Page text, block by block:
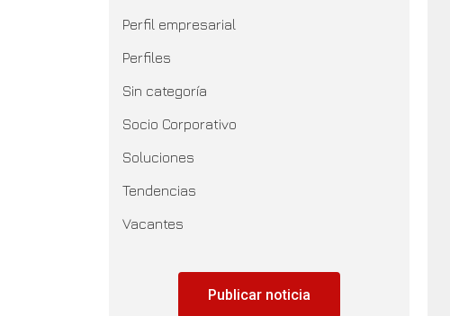
Perfil empresarial
Perfiles
Sin categoría
Socio Corporativo
Soluciones
Tendencias
Vacantes
Publicar noticia